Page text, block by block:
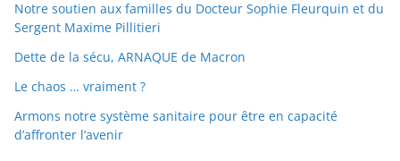
Notre soutien aux familles du Docteur Sophie Fleurquin et du
Sergent Maxime Pillitieri
Dette de la sécu, ARNAQUE de Macron
Le chaos … vraiment ?
Armons notre système sanitaire pour être en capacité
d’affronter l’avenir